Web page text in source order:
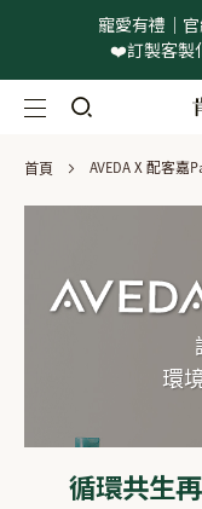
寵愛有禮｜
❤️訂製客製
首頁 AVEDA X 配客嘉
環
循環共生